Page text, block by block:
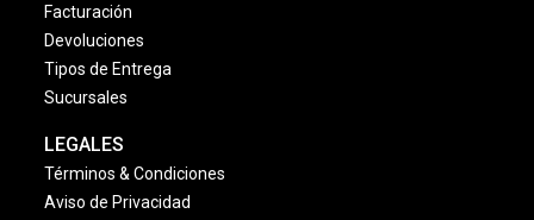
Facturación
Devoluciones
Tipos de Entrega
Sucursales
LEGALES
Términos & Condiciones
Aviso de Privacidad